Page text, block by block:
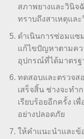
สภาพยางและวินิจ
ทราบถึงสาเหตุแล
ดำเนินการซ่อมแซ
แก้ไขปัญหาตามคว
อุปกรณ์ที่ได้มาตรฐ
ทดสอบและตรวจส
เสร็จสิ้น ช่างจะทำ
เรียบร้อยอีกครั้ง เ
อย่างปลอดภัย
ให้คำแนะนำและข้